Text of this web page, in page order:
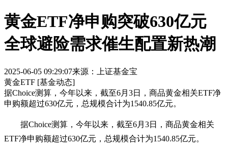
黄金ETF净申购突破630亿元
全球避险需求催生配置新热潮
2025-06-05 09:29:07来源：上证基金宝
黄金ETF [基金动态]
据Choice测算，今年以来，截至6月3日，商品黄金相关ETF净
申购额超过630亿元，总规模合计为1540.85亿元。
据Choice测算，今年以来，截至6月3日，商品黄金相关
ETF净申购额超过630亿元，总规模合计为1540.85亿元。